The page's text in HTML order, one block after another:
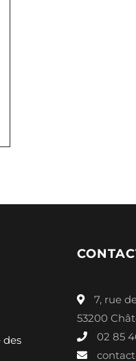
7, rue
53200
02 85